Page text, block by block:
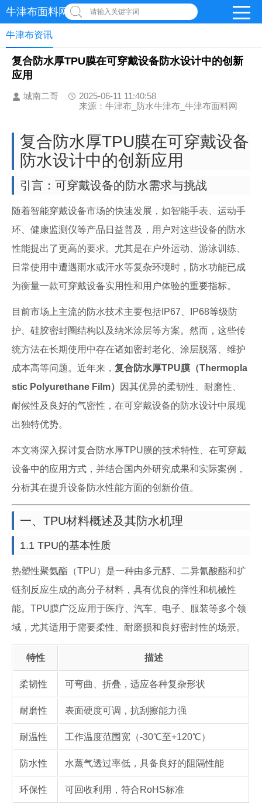
牛津布面料网 请输入关键字词
牛津布资讯
复合防水厚TPU膜在可穿戴设备防水设计中的创新
应用
城南二哥
2025-06-11 11:40:58
来源：牛津布_防水牛津布_牛津布面料网
复合防水厚TPU膜在可穿戴设备
防水设计中的创新应用
引言：可穿戴设备的防水需求与挑战
随着智能穿戴设备市场的快速发展，如智能手表、运动手
环、健康监测仪等产品日益普及，用户对这些设备的防水
性能提出了更高的要求。尤其是在户外运动、游泳训练、
日常使用中遭遇雨水或汗水等复杂环境时，防水功能已成
为衡量一款可穿戴设备实用性和用户体验的重要指标。
目前市场上主流的防水技术主要包括IP67、IP68等级防
护、硅胶密封圈结构以及纳米涂层等方案。然而，这些传
统方法在长期使用中存在诸如密封老化、涂层脱落、维护
成本高等问题。近年来， 复合防水厚TPU膜（Thermopla
stic Polyurethane Film）
因其优异的柔韧性、耐磨性、
耐候性及良好的气密性，在可穿戴设备的防水设计中展现
出独特优势。
本文将深入探讨复合防水厚TPU膜的技术特性、在可穿戴
设备中的应用方式，并结合国内外研究成果和实际案例，
分析其在提升设备防水性能方面的创新价值。
一、TPU材料概述及其防水机理
1.1 TPU的基本性质
热塑性聚氨酯（TPU）是一种由多元醇、二异氰酸酯和扩
链剂反应生成的高分子材料，具有优良的弹性和机械性
能。TPU膜广泛应用于医疗、汽车、电子、服装等多个领
域，尤其适用于需要柔性、耐磨损和良好密封性的场景。
特性 描述
柔韧性 可弯曲、折叠，适应各种复杂形状
耐磨性 表面硬度可调，抗刮擦能力强
耐温性 工作温度范围宽（-30℃至+120℃）
防水性 水蒸气透过率低，具备良好的阻隔性能
环保性 可回收利用，符合RoHS标准